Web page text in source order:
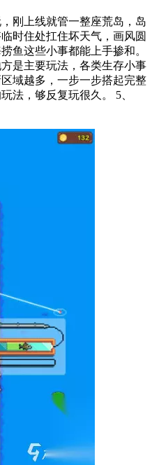
刚上线就管一整座荒岛，岛
时住处扛住坏天气，画风圆
鱼这些小事都能上手掺和。
是主要玩法，各类生存小事
域越多，一步一步搭起完整
，够反复玩很久。 5、